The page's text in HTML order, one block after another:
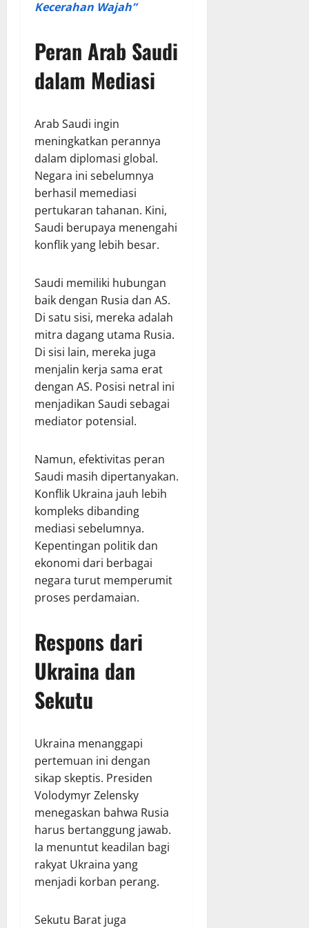
Kecerahan Wajah”
Peran Arab Saudi
dalam Mediasi
Arab Saudi ingin
meningkatkan perannya
dalam diplomasi global.
Negara ini sebelumnya
berhasil memediasi
pertukaran tahanan. Kini,
Saudi berupaya menengahi
konflik yang lebih besar.
Saudi memiliki hubungan
baik dengan Rusia dan AS.
Di satu sisi, mereka adalah
mitra dagang utama Rusia.
Di sisi lain, mereka juga
menjalin kerja sama erat
dengan AS. Posisi netral ini
menjadikan Saudi sebagai
mediator potensial.
Namun, efektivitas peran
Saudi masih dipertanyakan.
Konflik Ukraina jauh lebih
kompleks dibanding
mediasi sebelumnya.
Kepentingan politik dan
ekonomi dari berbagai
negara turut memperumit
proses perdamaian.
Respons dari
Ukraina dan
Sekutu
Ukraina menanggapi
pertemuan ini dengan
sikap skeptis. Presiden
Volodymyr Zelensky
menegaskan bahwa Rusia
harus bertanggung jawab.
Ia menuntut keadilan bagi
rakyat Ukraina yang
menjadi korban perang.
Sekutu Barat juga